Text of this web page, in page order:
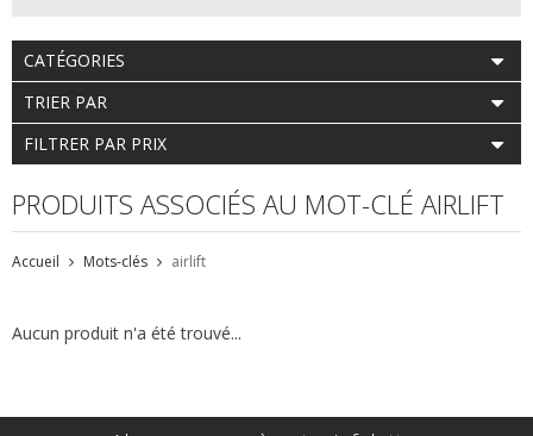
CATÉGORIES
TRIER PAR
FILTRER PAR PRIX
PRODUITS ASSOCIÉS AU MOT-CLÉ AIRLIFT
Accueil Mots-clés airlift
Aucun produit n'a été trouvé...